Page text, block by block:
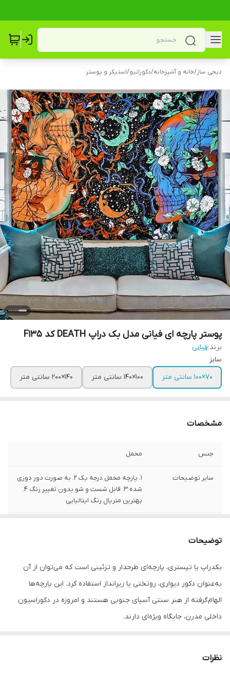
دیجی ساز/خانه و آشپزخانه/دکوراتیو/استیکر و پوستر
پوستر پارچه ای فیانی مدل بک دراپ DEATH کد F135
برند:فیانی
سایز
۷۰×۱۰۰ سانتی متر
۱۰۰×۱۴۰ سانتی متر ۱۴۰×۲۰۰ سانتی متر
مشخصات
جنس مخمل
سایر توضیحات
1. پارچه مخمل درجه یک 2. به صورت دور دوزی
شده 3. قابل شست و شو بدون تغییر رنگ 4.
بهترین متریال رنگ ایتالیایی
توضیحات
بکدراپ یا تپستری، پارچه‌ای طرحدار و تزئینی است که می‌توان از آن
به‌عنوان دکور دیواری، روتختی یا زیرانداز استفاده کرد. این پارچه‌ها
الهام‌گرفته از هنر سنتی آسیای جنوبی هستند و امروزه در دکوراسیون
داخلی مدرن، جایگاه ویژه‌ای دارند.
شست‌وشو در ماشین لباسشویی هستند، بدون نگرانی از افت کیفیت یا
نظرات